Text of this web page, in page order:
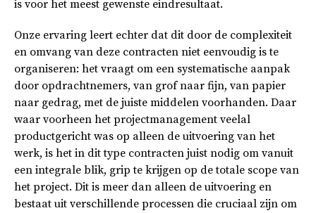
is voor het meest gewenste eindresultaat.
Onze ervaring leert echter dat dit door de complexiteit
en omvang van deze contracten niet eenvoudig is te
organiseren: het vraagt om een systematische aanpak
door opdrachtnemers, van grof naar fijn, van papier
naar gedrag, met de juiste middelen voorhanden. Daar
waar voorheen het projectmanagement veelal
productgericht was op alleen de uitvoering van het
werk, is het in dit type contracten juist nodig om vanuit
een integrale blik, grip te krijgen op de totale scope van
het project. Dit is meer dan alleen de uitvoering en
bestaat uit verschillende processen die cruciaal zijn om